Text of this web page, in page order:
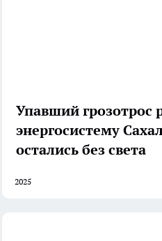
Упавший грозотрос
энергосистему
остались без света
2025